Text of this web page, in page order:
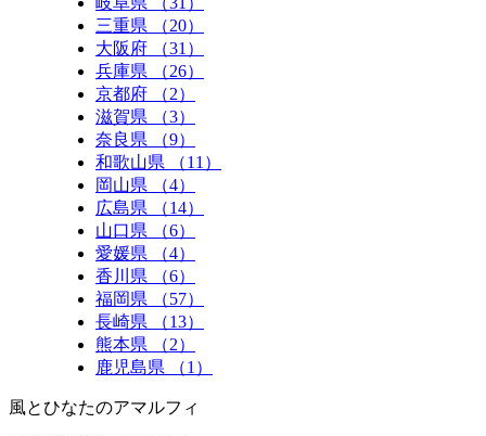
三重県 （20）
大阪府 （31）
兵庫県 （26）
京都府 （2）
滋賀県 （3）
奈良県 （9）
和歌山県 （11）
岡山県 （4）
広島県 （14）
山口県 （6）
愛媛県 （4）
香川県 （6）
福岡県 （57）
長崎県 （13）
熊本県 （2）
鹿児島県 （1）
風とひなたのアマルフィ